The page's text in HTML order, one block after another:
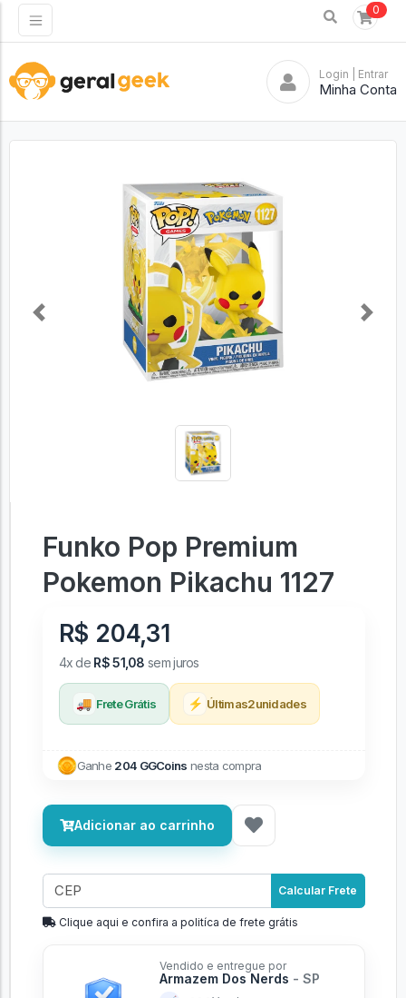
0
Login | Entrar
Minha Conta
Previous Next
Funko Pop Premium
Pokemon Pikachu 1127
R$ 204,31
4x de R$ 51,08 sem juros
🚚 Frete Grátis ⚡ Últimas2unidades
Ganhe 204 GGCoins nesta compra
Adicionar ao carrinho
Calcular Frete
Clique aqui e confira a politíca de frete grátis
Vendido e entregue por
Armazem Dos Nerds - SP